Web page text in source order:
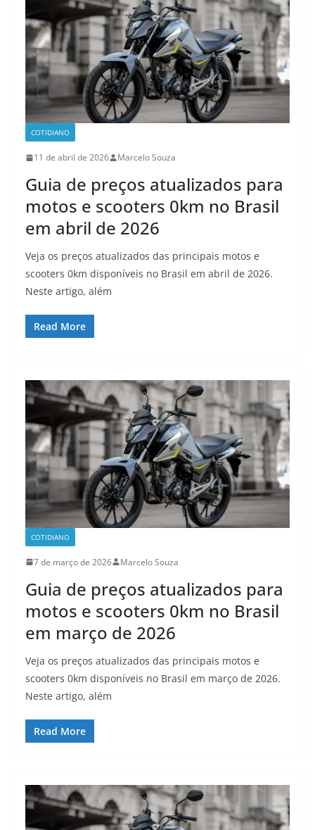
COTIDIANO
11 de abril de 2026 Marcelo Souza
Guia de preços atualizados para
motos e scooters 0km no Brasil
em abril de 2026
Veja os preços atualizados das principais motos e
scooters 0km disponíveis no Brasil em abril de 2026.
Neste artigo, além
Read More
COTIDIANO
7 de março de 2026 Marcelo Souza
Guia de preços atualizados para
motos e scooters 0km no Brasil
em março de 2026
Veja os preços atualizados das principais motos e
scooters 0km disponíveis no Brasil em março de 2026.
Neste artigo, além
Read More